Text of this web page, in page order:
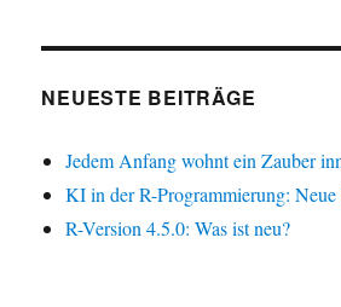
NEUESTE BEITRÄGE
Jedem Anfang wohnt ein Zauber
KI in der R-Programmierung: Neue
R-Version 4.5.0: Was ist neu?